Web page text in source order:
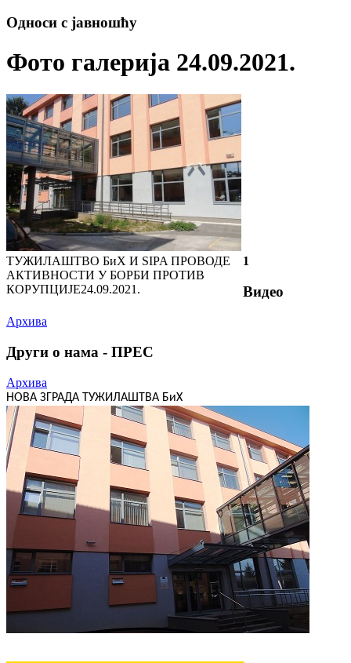
Односи с јавношћу
Фото галерија 24.09.2021.
ТУЖИЛАШТВО БиХ И SIPA ПРОВОДЕ
АКТИВНОСТИ У БОРБИ ПРОТИВ
КОРУПЦИЈЕ24.09.2021.
1
Видео
Архива
Други о нама - ПРЕС
Архива
НОВА ЗГРАДА ТУЖИЛАШТВА БиХ